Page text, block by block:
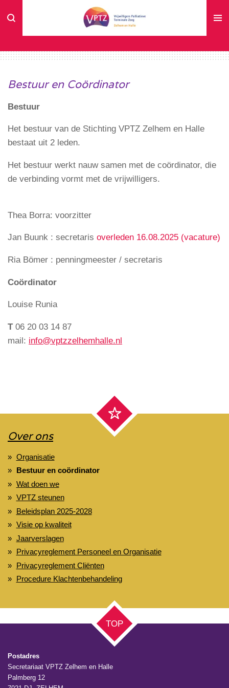
Ga
direct
de
Bestuur en Coördinator
Bestuur
Het bestuur van de Stichting VPTZ Zelhem en Halle
bestaat uit 2 leden.
Het bestuur werkt nauw samen met de coördinator, die
de verbinding vormt met de vrijwilligers.
Thea Borra: voorzitter
Jan Buunk : secretaris overleden 16.08.2025 (vacature)
Ria Bömer : penningmeester / secretaris
Coördinator
Louise Runia
T06 20 03 14 87
mail: info@vptzzelhemhalle.nl
Over ons
Organisatie
Bestuur en coördinator
Wat doen we
VPTZ steunen
Beleidsplan 2025-2028
Visie op kwaliteit
Jaarverslagen
Privacyreglement Personeel en Organisatie
Privacyreglement Cliënten
Procedure Klachtenbehandeling
TOP
Postadres
Secretariaat VPTZ Zelhem en Halle
Palmberg 12